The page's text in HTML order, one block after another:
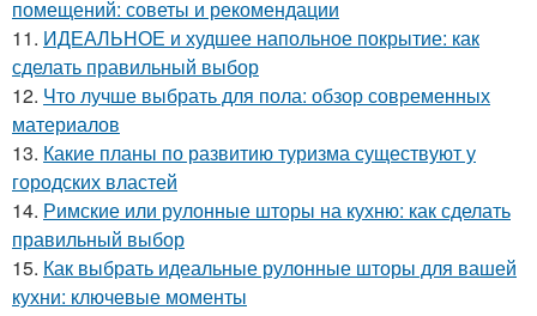
помещений: советы и рекомендации
11. ИДЕАЛЬНОЕ и худшее напольное покрытие: как
сделать правильный выбор
12. Что лучше выбрать для пола: обзор современных
материалов
13. Какие планы по развитию туризма существуют у
городских властей
14. Римские или рулонные шторы на кухню: как сделать
правильный выбор
15. Как выбрать идеальные рулонные шторы для вашей
кухни: ключевые моменты